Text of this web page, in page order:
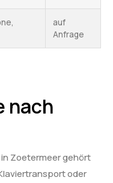
auf
Anfrage
nach
Zoetermeer gehört
oder